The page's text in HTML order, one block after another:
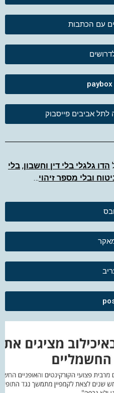
עם הכתבות
אביבים פייסבוק
הדו גלגלי בלי דין וחשבון, בלי
ובלי מספר זיהוי…